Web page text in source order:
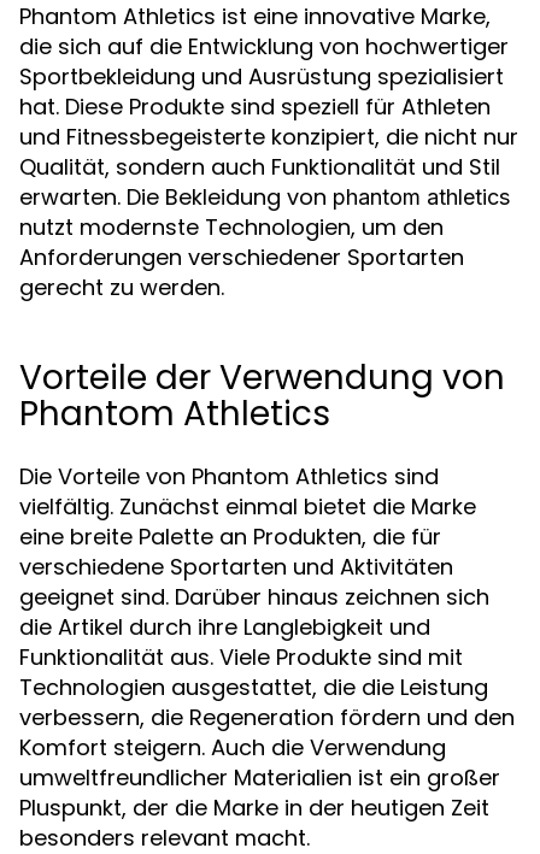
Phantom Athletics ist eine innovative Marke,
die sich auf die Entwicklung von hochwertiger
Sportbekleidung und Ausrüstung spezialisiert
hat. Diese Produkte sind speziell für Athleten
und Fitnessbegeisterte konzipiert, die nicht nur
Qualität, sondern auch Funktionalität und Stil
erwarten. Die Bekleidung von phantom athletics
nutzt modernste Technologien, um den
Anforderungen verschiedener Sportarten
gerecht zu werden.
Vorteile der Verwendung von
Phantom Athletics
Die Vorteile von Phantom Athletics sind
vielfältig. Zunächst einmal bietet die Marke
eine breite Palette an Produkten, die für
verschiedene Sportarten und Aktivitäten
geeignet sind. Darüber hinaus zeichnen sich
die Artikel durch ihre Langlebigkeit und
Funktionalität aus. Viele Produkte sind mit
Technologien ausgestattet, die die Leistung
verbessern, die Regeneration fördern und den
Komfort steigern. Auch die Verwendung
umweltfreundlicher Materialien ist ein großer
Pluspunkt, der die Marke in der heutigen Zeit
besonders relevant macht.